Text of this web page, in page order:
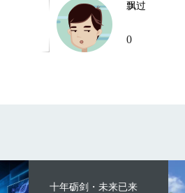
飘过
0
十年砺剑・未来已来